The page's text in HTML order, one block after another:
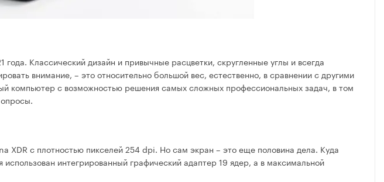
Классический дизайн и привычные расцветки, скругленные углы и всегда
внимание, – это относительно большой вес, естественно, в сравнении с другими
компьютер с возможностью решения самых сложных профессиональных задач, в том
XDR с плотностью пикселей 254 dpi. Но сам экран – это еще половина дела. Куда
интегрированный графический адаптер 19 ядер, а в максимальной